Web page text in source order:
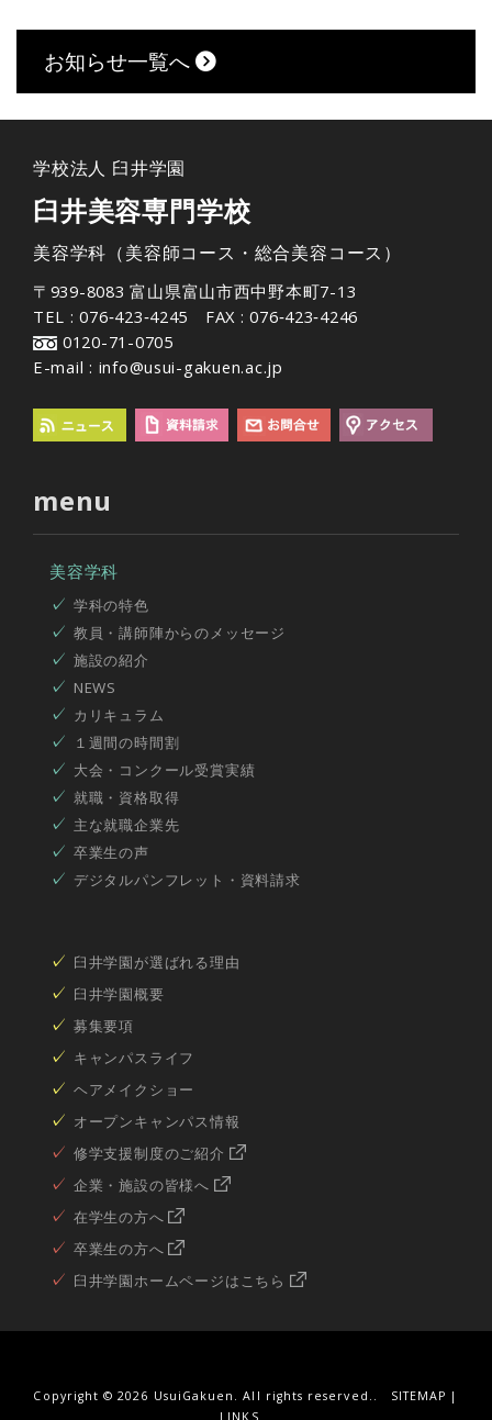
お知らせ一覧へ
学校法人 臼井学園
臼井美容専門学校
美容学科（美容師コース・総合美容コース）
〒939-8083 富山県富山市西中野本町7-13
TEL : 076‐423‐4245 FAX : 076‐423‐4246
0120-71-0705
E-mail : info@usui-gakuen.ac.jp
menu
美容学科
学科の特色
教員・講師陣からのメッセージ
施設の紹介
NEWS
カリキュラム
１週間の時間割
大会・コンクール受賞実績
就職・資格取得
主な就職企業先
卒業生の声
デジタルパンフレット・資料請求
臼井学園が選ばれる理由
臼井学園概要
募集要項
キャンパスライフ
ヘアメイクショー
オープンキャンパス情報
修学支援制度のご紹介
企業・施設の皆様へ
在学生の方へ
卒業生の方へ
臼井学園ホームページはこちら
Copyright ©2026 UsuiGakuen. All rights reserved.. SITEMAP |
LINKS